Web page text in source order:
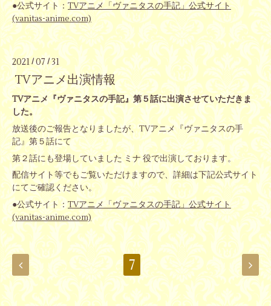
●公式サイト：TVアニメ「ヴァニタスの手記」公式サイト
(vanitas-anime.com)
2021 /07 /31
TVアニメ出演情報
TVアニメ『ヴァニタスの手記』第５話に出演させていただきま
した。
放送後のご報告となりましたが、TVアニメ『ヴァニタスの手
記』第５話にて
第２話にも登場していました ミナ 役で出演しております。
配信サイト等でもご覧いただけますので、詳細は下記公式サイト
にてご確認ください。
●公式サイト： TVアニメ「ヴァニタスの手記」公式サイト
(vanitas-anime.com)
7